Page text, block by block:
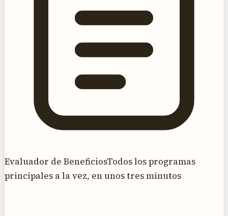
Evaluador de BeneficiosTodos los programas
principales a la vez, en unos tres minutos